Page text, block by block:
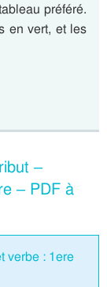
préféré.
en vert, et les
–
– PDF à
verbe : 1ere